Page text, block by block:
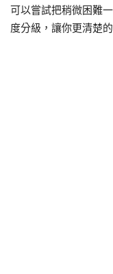
可以嘗試把稍微困難
度分級，讓你更清楚